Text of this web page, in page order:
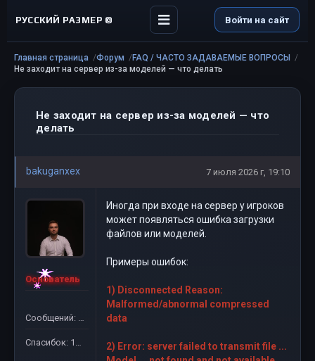
РУССКИЙ РАЗМЕР © Войти на сайт
Главная страница Форум
FAQ / ЧАСТО ЗАДАВАЕМЫЕ ВОПРОСЫ
Не заходит на сервер из-за моделей — что делать
Не заходит на сервер из-за моделей — что
делать
bakuganxex 7 июля 2026 г, 19:10
Основатель
Сообщений: 70
Спасибок: 1825
Иногда при входе на сервер у игроков
может появляться ошибка загрузки
файлов или моделей.
Примеры ошибок:
1) Disconnected Reason:
Malformed/abnormal compressed
data
2) Error: server failed to transmit file ...